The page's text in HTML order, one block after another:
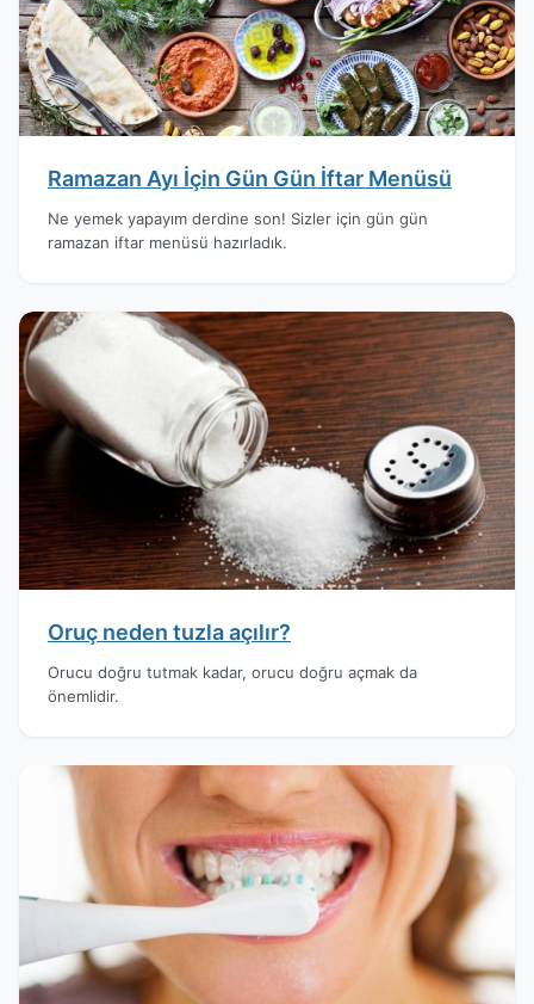
Ramazan Ayı İçin Gün Gün İftar Menüsü
Ne yemek yapayım derdine son! Sizler için gün gün
ramazan iftar menüsü hazırladık.
Oruç neden tuzla açılır?
Orucu doğru tutmak kadar, orucu doğru açmak da
önemlidir.